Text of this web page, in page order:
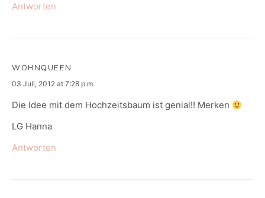
Antworten
WOHNQUEEN
says:
03 Juli, 2012 at 7:28 p.m.
Die Idee mit dem Hochzeitsbaum ist genial!! Merken
LG Hanna
Antworten